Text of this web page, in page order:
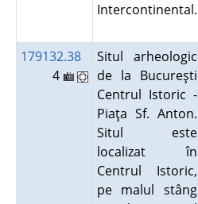
Intercontinental.
179132.38
4
Situl arheologic
de la Bucureşti
Centrul Istoric -
Piaţa Sf. Anton.
Situl este
localizat în
Centrul Istoric,
pe malul stâng